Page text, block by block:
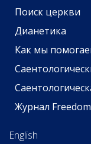
Поиск церкви
Дианетика
Как мы
Журнал Freedom
English